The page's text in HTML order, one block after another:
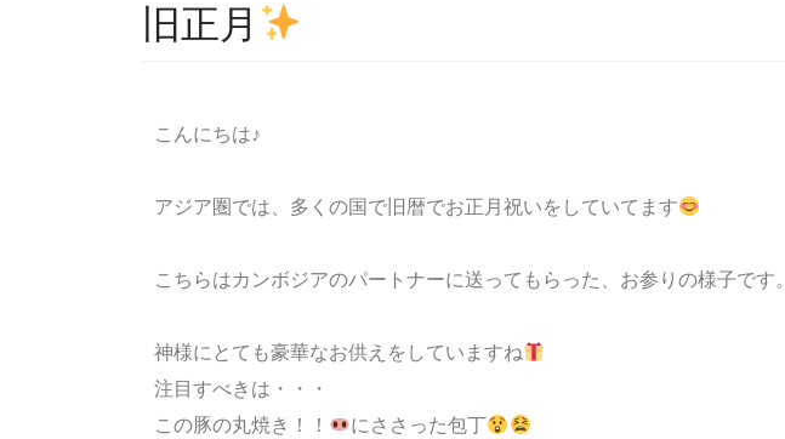
旧正月
こんにちは♪
アジア圏では、多くの国で旧暦でお正月祝いをしていてます
こちらはカンボジアのパートナーに送ってもらった、お参りの様子です。
神様にとても豪華なお供えをしていますね
注目すべきは・・・
この豚の丸焼き！！
にささった包丁